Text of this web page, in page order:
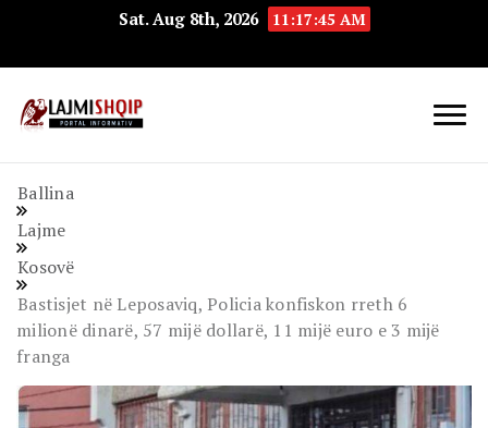
Sat. Aug 8th, 2026 11:17:46 AM
Ballina
Lajme
Kosovë
Bastisjet në Leposaviq, Policia konfiskon rreth 6
milionë dinarë, 57 mijë dollarë, 11 mijë euro e 3 mijë
franga